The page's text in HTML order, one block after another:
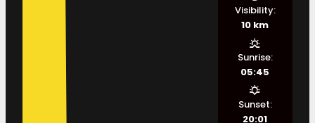
Visibility:
10 km
Sunrise:
05:45
Sunset:
20:01